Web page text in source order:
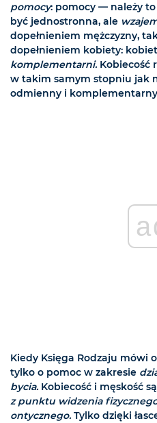
pomocy: pomocy — należy
być jednostronna, ale
dopełnieniem mężczyzny,
dopełnieniem kobiety:
komplementarni.Kobiecość
w takim samym stopniu jak
odmienny i
Kiedy Księga Rodzaju mówi
tylko o pomoc w zakresie
bycia.Kobiecość i męskość
z punktu widzenia
ontycznego.Tylko dzięki